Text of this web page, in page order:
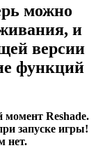
можно
и
версии
функций
момент Reshade.
запуске игры!
нет.